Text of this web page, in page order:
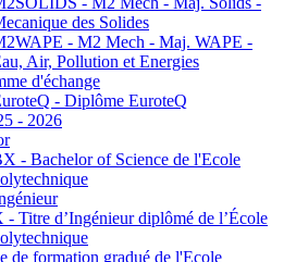
des Solides
- M2 Mech - Maj. WAPE -
Air, Pollution et Energies
d'échange
- Diplôme EuroteQ
- 2026
- Bachelor of Science de l'Ecole
- Titre d’Ingénieur diplômé de l’École
de formation gradué de l'Ecole